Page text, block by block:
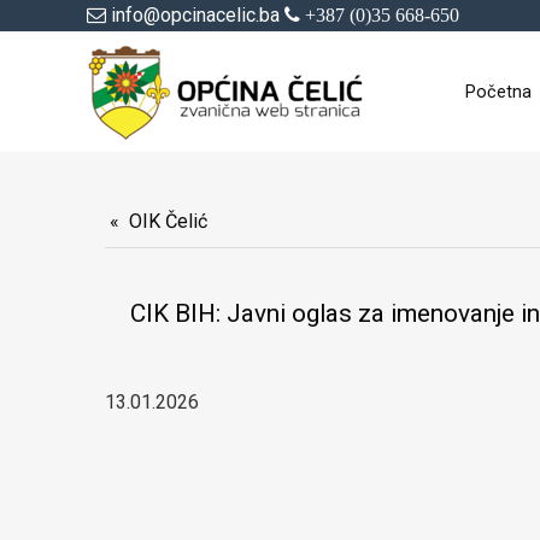
info@opcinacelic.ba +387 (0)35 668-650
Početna
OIK Čelić
CIK BIH: Javni oglas za imenovanje
13.01.2026